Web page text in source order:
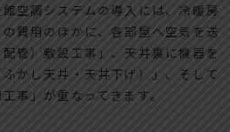
空調システムの導入には、冷暖房
費用のほかに、各部屋へ空気を送
管）敷設工事」、天井裏に機器を
かし天井・天井下げ）」、そして
事」が重なってきます。